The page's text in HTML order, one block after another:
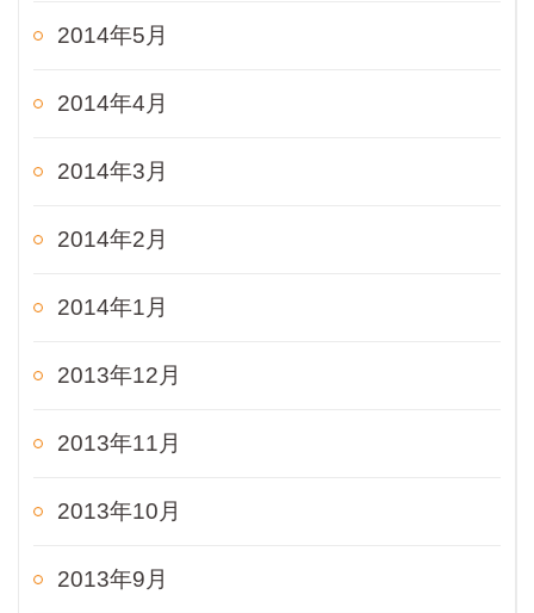
2014年5月
2014年4月
2014年3月
2014年2月
2014年1月
2013年12月
2013年11月
2013年10月
2013年9月